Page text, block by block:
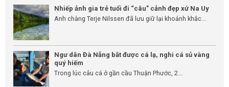
Nhiếp ảnh gia trẻ tuổi đi “câu” cảnh đẹp xứ Na Uy
Anh chàng Terje Nilssen đã lưu giữ lại khoảnh khắc...
Ngư dân Đà Nẵng bắt được cá lạ, nghi cá sủ vàng
quý hiếm
Trong lúc câu cá ở gần cầu Thuận Phước, 2...